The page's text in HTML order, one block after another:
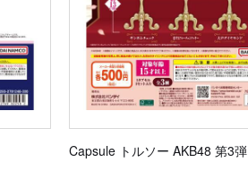
Capsule トルソー AKB48 第3弾